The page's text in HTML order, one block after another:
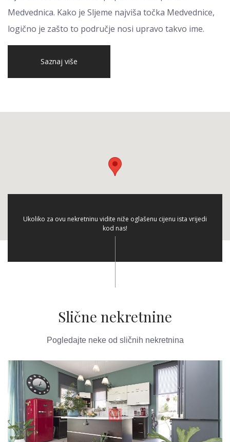
Medvednica. Kako je Sljeme najviša točka Medvednice,
logično je zašto to područje nosi upravo takvo ime.
Saznaj više
Ukoliko za ovu nekretninu vidite niže oglašenu cijenu ista vrijedi
kod nas!
Slične nekretnine
Pogledajte neke od sličnih nekretnina